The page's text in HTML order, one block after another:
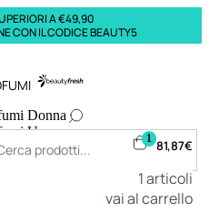
A €49,90
CON IL CODICE BEAUTY5
Donna
Uomo
Donna
1 81,87€
1articoli
vai al carrello